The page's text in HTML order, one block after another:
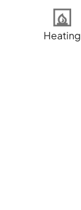
Heating